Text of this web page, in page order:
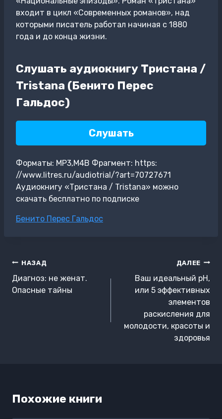
входит в цикл «Современных романов», над
которыми писатель работал начиная с 1880
года и до конца жизни.
Слушать аудиокнигу Тристана /
Tristana (Бенито Перес
Гальдос)
Слушать
Форматы: MP3,M4B Фрагмент: https:
//www.litres.ru/audiotrial/?art=70727671
Аудиокнигу «Тристана / Tristana» можно
скачать бесплатно по подписке
Метки
Бенито Перес Гальдос
Навигация
по
записям
НАЗАД
Диагноз: не женат.
Опасные тайны
ДАЛЕЕ
Ваш идеальный pH,
или 5 эффективных
элементов
раскисления для
молодости, красоты и
здоровья
Похожие книги